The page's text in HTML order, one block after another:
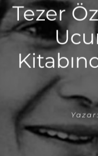
Tezer
Yazar: